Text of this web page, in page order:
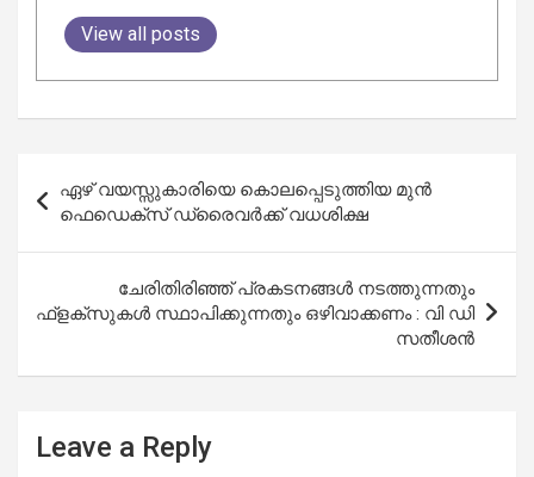
View all posts
navigation
ഏഴ് വയസ്സുകാരിയെ കൊലപ്പെടുത്തിയ മുൻ
ഫെഡെക്സ് ഡ്രൈവർക്ക് വധശിക്ഷ
ചേരിതിരിഞ്ഞ് പ്രകടനങ്ങൾ നടത്തുന്നതും
ഫ്ളക്സുകൾ സ്ഥാപിക്കുന്നതും ഒഴിവാക്കണം : വി ഡി
സതീശന്‍
Leave a Reply